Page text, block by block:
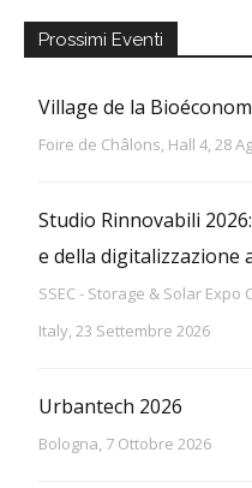
Prossimi Eventi
Village de la
Foire de Châlons, Hall 4, 28
Studio Rinnovabili
e della digitalizzazione
SSEC - Storage & Solar
Italy, 23 Settembre 2026
Urbantech 2026
Bologna, 7 Ottobre 2026